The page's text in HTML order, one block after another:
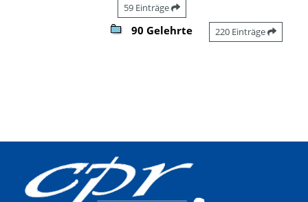
59 Einträge
90 Gelehrte 220 Einträge